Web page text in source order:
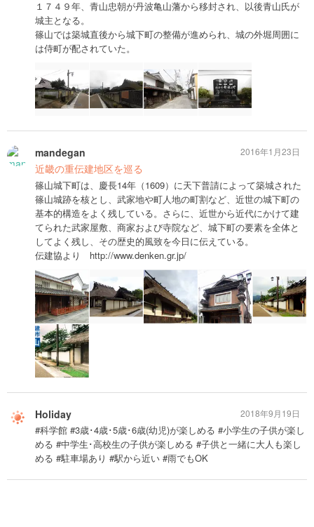
１７４９年、青山忠朝が丹波亀山藩から移封され、以後青山氏が
城主となる。
篠山では築城直後から城下町の整備が進められ、城の外堀周囲に
は侍町が配されていた。
mandegan
近畿の重伝建地区を巡る
篠山城下町は、慶長14年（1609）に天下普請によって築城された
篠山城跡を核とし、武家地や町人地の町割など、近世の城下町の
基本的構造をよく残している。さらに、近世から近代にかけて建
てられた武家屋敷、商家および寺院など、城下町の要素を全体と
してよく残し、その歴史的風致を今日に伝えている。
伝建協より http://www.denken.gr.jp/
2016年1月23日
Holiday
#科学館 #3歳･4歳･5歳･6歳(幼児)が楽しめる #小学生の子供が楽し
める #中学生･高校生の子供が楽しめる #子供と一緒に大人も楽し
める #駐車場あり #駅から近い #雨でもOK
2018年9月19日